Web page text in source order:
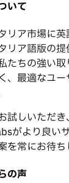
いて
リア市場に
リア語版の
たちの強い取
、最適なユ
試しいただ
がより良い
常にお待ち
の声